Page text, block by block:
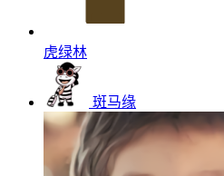
虎绿林
斑马缘